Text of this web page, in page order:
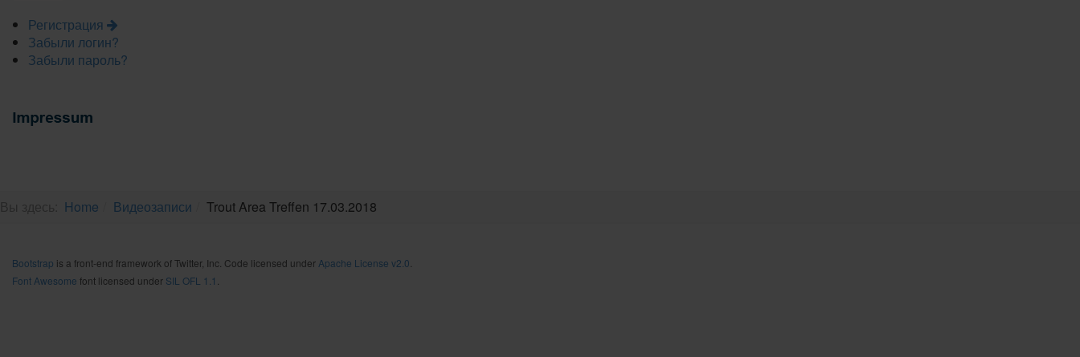
Регистрация
Забыли логин?
Забыли пароль?
Home Видеозаписи Trout Area Treffen 17.03.2018
Bootstrap is a front-end framework of Twitter, Inc. Code licensed under Apache License v2.0
Font Awesome font licensed under SIL OFL 1.1